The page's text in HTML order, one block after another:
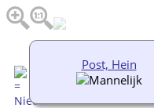
Post, Hein